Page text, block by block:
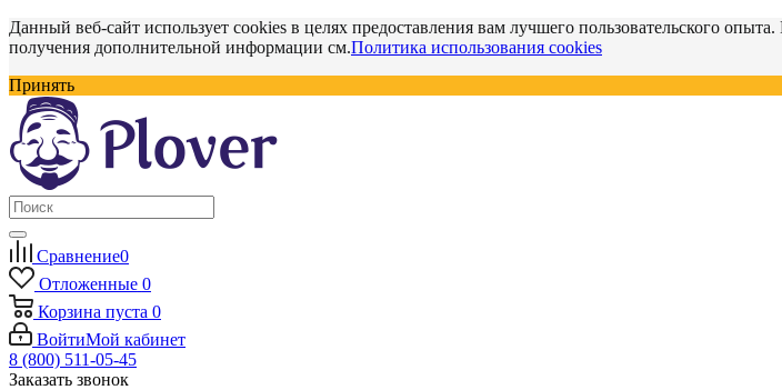
Данный веб-сайт использует cookies в целях предоставления вам лучшего пользовательского
получения дополнительной информации см.Политика использования cookies
Принять
Сравнение0
Отложенные 0
Корзина пуста 0
ВойтиМой кабинет
8 (800) 511-05-45
Заказать звонок